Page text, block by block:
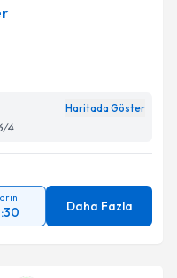
ile bilgilendireceğiz.
ilişkin
verilerimin belirtilen
ediyorum.
Gönder
Haritada Göster
4
Daha Fazla